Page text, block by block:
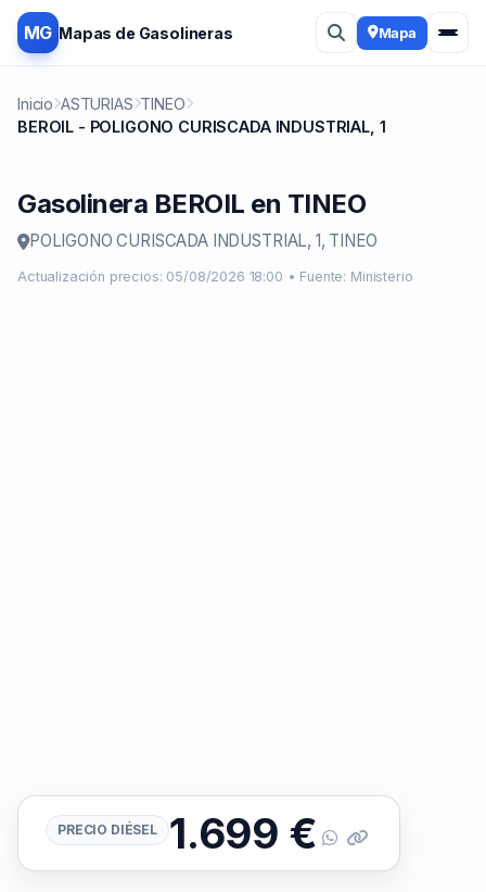
MG Mapas de Gasolineras Mapa
Inicio ASTURIAS TINEO
BEROIL - POLIGONO CURISCADA INDUSTRIAL, 1
Gasolinera BEROIL en TINEO
POLIGONO CURISCADA INDUSTRIAL, 1, TINEO
Actualización precios: 05/08/2026 18:00 • Fuente: Ministerio
PRECIO DIÉSEL 1.699 €